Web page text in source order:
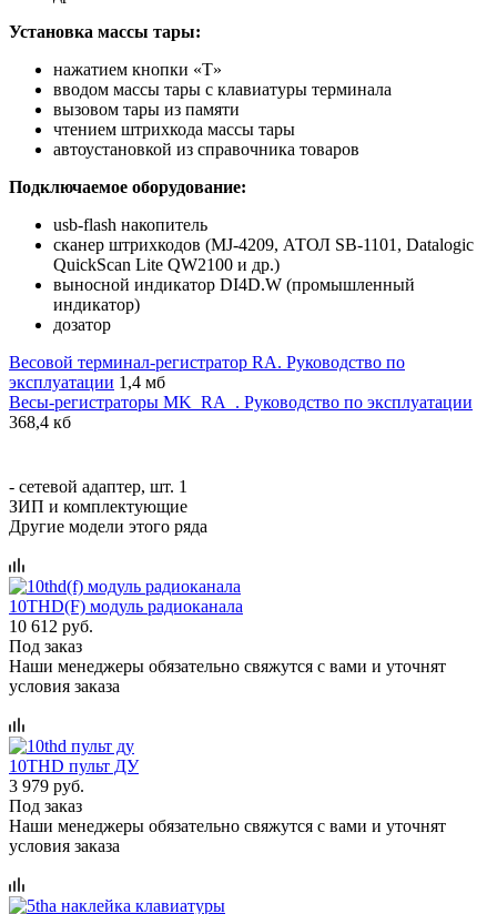
Установка массы тары:
нажатием кнопки «T»
вводом массы тары с клавиатуры терминала
вызовом тары из памяти
чтением штрихкода массы тары
автоустановкой из справочника товаров
Подключаемое оборудование:
usb-flash накопитель
сканер штрихкодов (MJ-4209, АТОЛ SB-1101, Datalogic
QuickScan Lite QW2100 и др.)
выносной индикатор DI4D.W (промышленный
индикатор)
дозатор
Весовой терминал-регистратор RA. Руководство по
эксплуатации 1,4 мб
Весы-регистраторы MK_RA_. Руководство по эксплуатации
368,4 кб
- сетевой адаптер, шт. 1
ЗИП и комплектующие
Другие модели этого ряда
10THD(F) модуль радиоканала
10 612 руб.
Под заказ
Наши менеджеры обязательно свяжутся с вами и уточнят
условия заказа
10THD пульт ДУ
3 979 руб.
Под заказ
Наши менеджеры обязательно свяжутся с вами и уточнят
условия заказа